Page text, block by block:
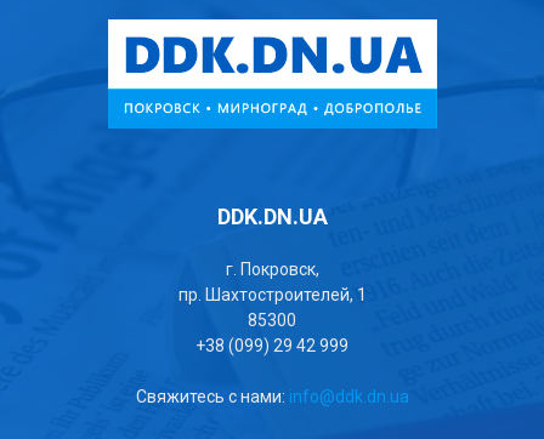
DDK.DN.UA
г. Покровск,
пр. Шахтостроителей, 1
85300
+38 (099) 29 42 999
Свяжитесь с нами: info@ddk.dn.ua